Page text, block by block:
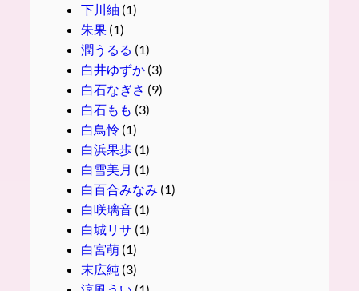
下川紬 (1)
朱果(1)
潤うるる (1)
白井ゆずか(3)
白石なぎさ (9)
白石もも (3)
白鳥怜(1)
白浜果歩(1)
白雪美月 (1)
白百合みなみ (1)
白咲璃音(1)
白城リサ (1)
白宮萌(1)
末広純(3)